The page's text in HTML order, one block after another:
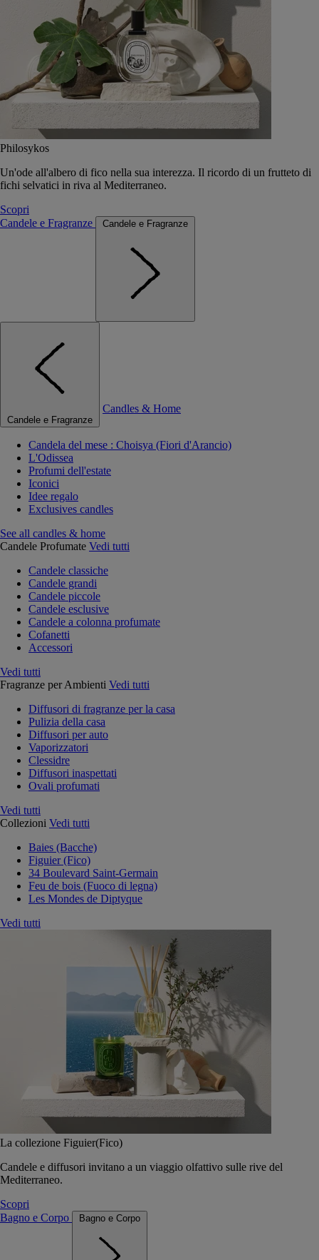
Philosykos
Un'ode all'albero di fico nella sua interezza. Il ricordo di un frutteto di
fichi selvatici in riva al Mediterraneo.
Scopri
Candele e Fragranze
Candele e Fragranze
Candele e Fragranze
Candles & Home
Candela del mese : Choisya (Fiori d'Arancio)
L'Odissea
Profumi dell'estate
Iconici
Idee regalo
Exclusives candles
See all candles & home
Candele Profumate Vedi tutti
Candele classiche
Candele grandi
Candele piccole
Candele esclusive
Candele a colonna profumate
Cofanetti
Accessori
Vedi tutti
Fragranze per Ambienti Vedi tutti
Diffusori di fragranze per la casa
Pulizia della casa
Diffusori per auto
Vaporizzatori
Clessidre
Diffusori inaspettati
Ovali profumati
Vedi tutti
Collezioni Vedi tutti
Baies (Bacche)
Figuier (Fico)
34 Boulevard Saint-Germain
Feu de bois (Fuoco di legna)
Les Mondes de Diptyque
Vedi tutti
La collezione Figuier(Fico)
Candele e diffusori invitano a un viaggio olfattivo sulle rive del
Mediterraneo.
Scopri
Bagno e Corpo
Bagno e Corpo